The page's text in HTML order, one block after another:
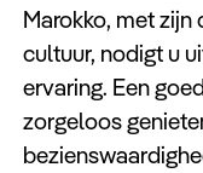
Marokko, met
cultuur, nodigt u
ervaring. Een
zorgeloos